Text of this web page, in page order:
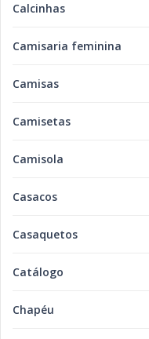
Calcinhas
Camisaria feminina
Camisas
Camisetas
Camisola
Casacos
Casaquetos
Catálogo
Chapéu